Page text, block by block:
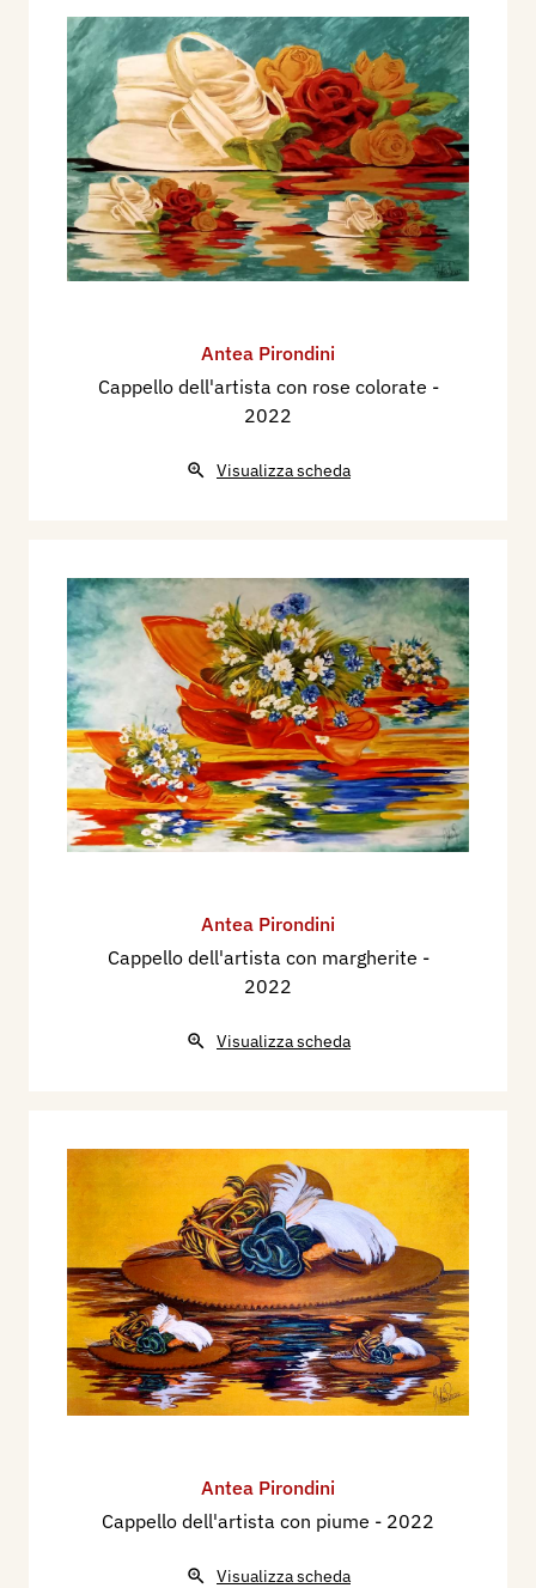
Antea Pirondini
Cappello dell'artista con rose colorate -
2022
Visualizza scheda
Antea Pirondini
Cappello dell'artista con margherite -
2022
Visualizza scheda
Antea Pirondini
Cappello dell'artista con piume - 2022
Visualizza scheda